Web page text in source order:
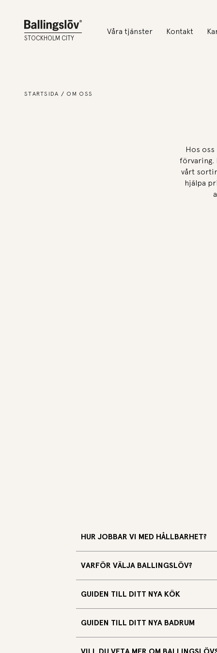
STOCKHOLM CITY
Våra tjänster Kontakt
STARTSIDA OM OSS
Hos
förvaring.
vårt
hjälpa
HUR JOBBAR VI MED HÅLLBARHET?
VARFÖR VÄLJA BALLINGSLÖV?
GUIDEN TILL DITT NYA KÖK
GUIDEN TILL DITT NYA BADRUM